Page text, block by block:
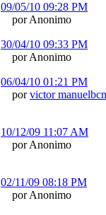
09/05/10 09:28 PM
por Anonimo
30/04/10 09:33 PM
por Anonimo
06/04/10 01:21 PM
porvictor manuelbcn
10/12/09 11:07 AM
por Anonimo
02/11/09 08:18 PM
por Anonimo